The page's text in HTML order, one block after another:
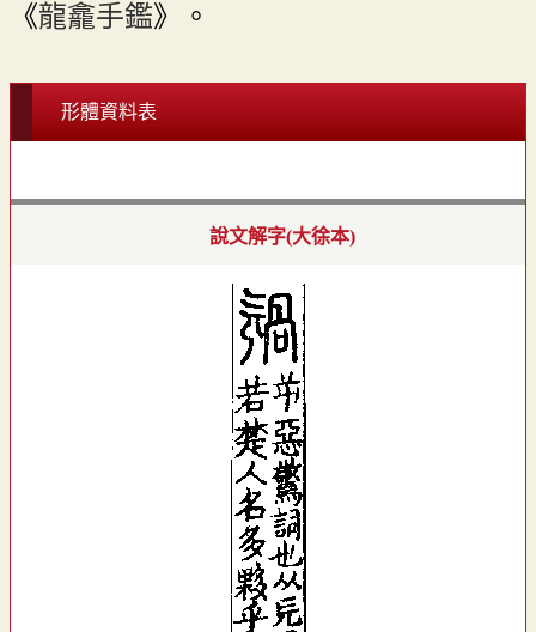
《龍龕手鑑》。
形體資料表
說文解字(大徐本)